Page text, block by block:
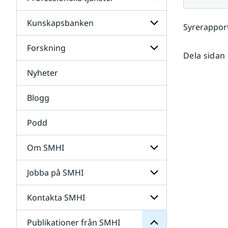
för
Data
Undersidor
för
Professionella
tjänster
Kunskapsbanken
Undersidor
för
Forskning
för
Nyheter
Blogg
Podd
Om SMHI
Undersidor
för
Om
SMHI
Jobba på SMHI
Undersidor
för
Jobba
Kontakta SMHI
Undersidor
Publikationer från SMHI
Undersidor
för
Publikationer
från
SMHI
Dela sidan